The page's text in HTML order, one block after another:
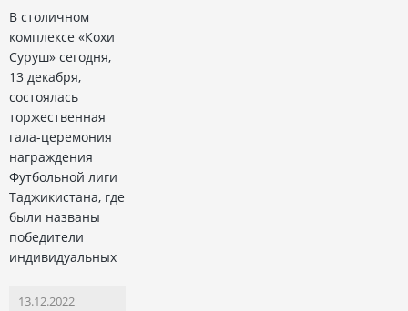
В столичном
комплексе «Кохи
Суруш» сегодня,
13 декабря,
состоялась
торжественная
гала-церемония
награждения
Футбольной лиги
Таджикистана, где
были названы
победители
индивидуальных
13.12.2022